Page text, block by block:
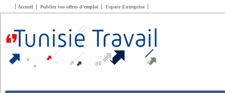
Accueil Publiez vos offres d’emploi Espace Entreprise